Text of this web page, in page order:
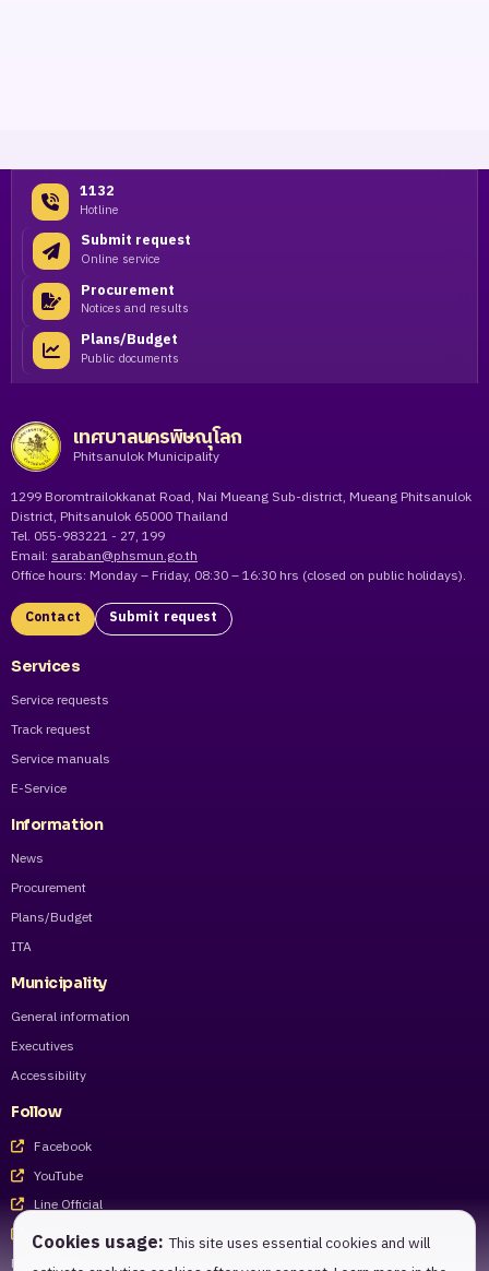
1132
Hotline
Submit request
Online service
Procurement
Notices and results
Plans/Budget
Public documents
เทศบาลนครพิษณุโลก
Phitsanulok Municipality
1299 Boromtrailokkanat Road, Nai Mueang Sub-district, Mueang Phitsanulok
District, Phitsanulok 65000 Thailand
Tel. 055-983221 - 27, 199
Email: saraban@phsmun.go.th
Office hours: Monday – Friday, 08:30 – 16:30 hrs (closed on public holidays).
Contact Submit request
Services
Service requests
Track request
Service manuals
E-Service
Information
News
Procurement
Plans/Budget
ITA
Municipality
General information
Executives
Accessibility
Follow
Facebook
YouTube
Line Official
Tiktok
For staff
Cookies usage: This site uses essential cookies and will